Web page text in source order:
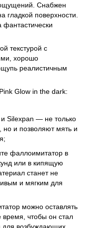
ощущений. Снабжен
гладкой поверхности.
текстурой с
хорошо
реалистичным
Glow in the dark:
Silexpan — не только
но и позволяют мять и
фаллоимитатор в
или в кипящую
станет не
и мягким для
можно оставлять
время, чтобы он стал